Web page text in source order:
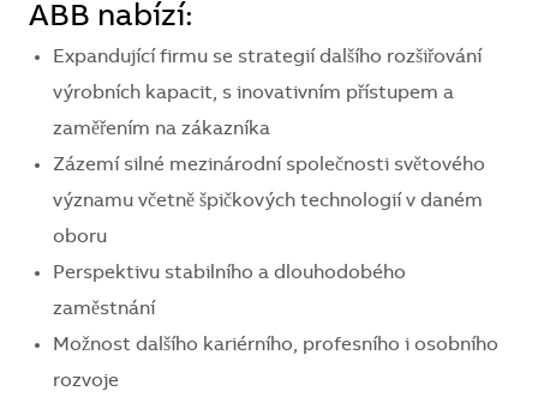
ABB nabízí:
Expandující firmu se strategií dalšího rozšiřování
výrobních kapacit, s inovativním přístupem a
zaměřením na zákazníka
Zázemí silné mezinárodní společnosti světového
významu včetně špičkových technologií v daném
oboru
Perspektivu stabilního a dlouhodobého
zaměstnání
Možnost dalšího kariérního, profesního i osobního
rozvoje